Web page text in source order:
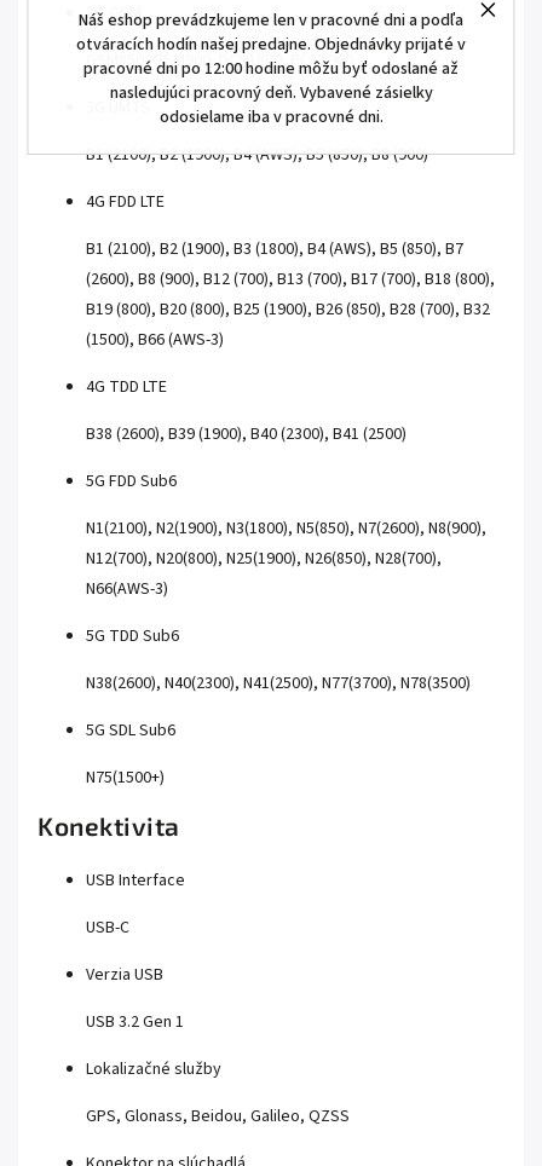
Náš eshop prevádzkujeme len v pracovné dni a podľa
otváracích hodín našej predajne. Objednávky prijaté v
pracovné dni po 12:00 hodine môžu byť odoslané až
nasledujúci pracovný deň. Vybavené zásielky
odosielame iba v pracovné dni.
2G GSM
GSM850, GSM900, DCS1800, PCS1900
B1 (2100), B2 (1900), B4 (AWS), B5 (850), B8 (900)
4G FDD LTE
B1 (2100), B2 (1900), B3 (1800), B4 (AWS), B5 (850), B7
(2600), B8 (900), B12 (700), B13 (700), B17 (700), B18 (800),
B19 (800), B20 (800), B25 (1900), B26 (850), B28 (700), B32
(1500), B66 (AWS-3)
4G TDD LTE
B38 (2600), B39 (1900), B40 (2300), B41 (2500)
5G FDD Sub6
N1(2100), N2(1900), N3(1800), N5(850), N7(2600), N8(900),
N12(700), N20(800), N25(1900), N26(850), N28(700),
N66(AWS-3)
5G TDD Sub6
N38(2600), N40(2300), N41(2500), N77(3700), N78(3500)
5G SDL Sub6
N75(1500+)
Konektivita
USB Interface
USB-C
Verzia USB
USB 3.2 Gen 1
Lokalizačné služby
GPS, Glonass, Beidou, Galileo, QZSS